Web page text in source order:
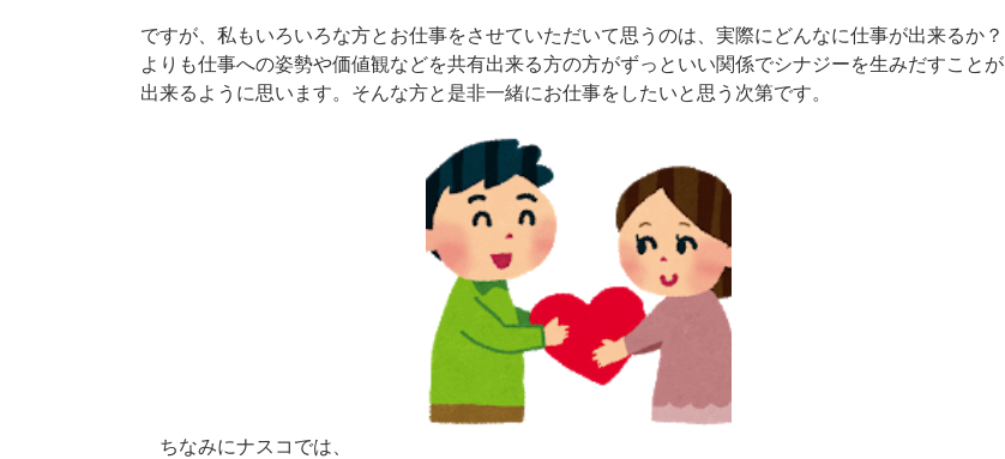
ですが、私もいろいろな方とお仕事をさせていただいて思うのは、実際にどんなに仕事が出来るか？
よりも仕事への姿勢や価値観などを共有出来る方の方がずっといい関係でシナジーを生みだすことが
出来るように思います。そんな方と是非一緒にお仕事をしたいと思う次第です。
​ ちなみにナスコでは、